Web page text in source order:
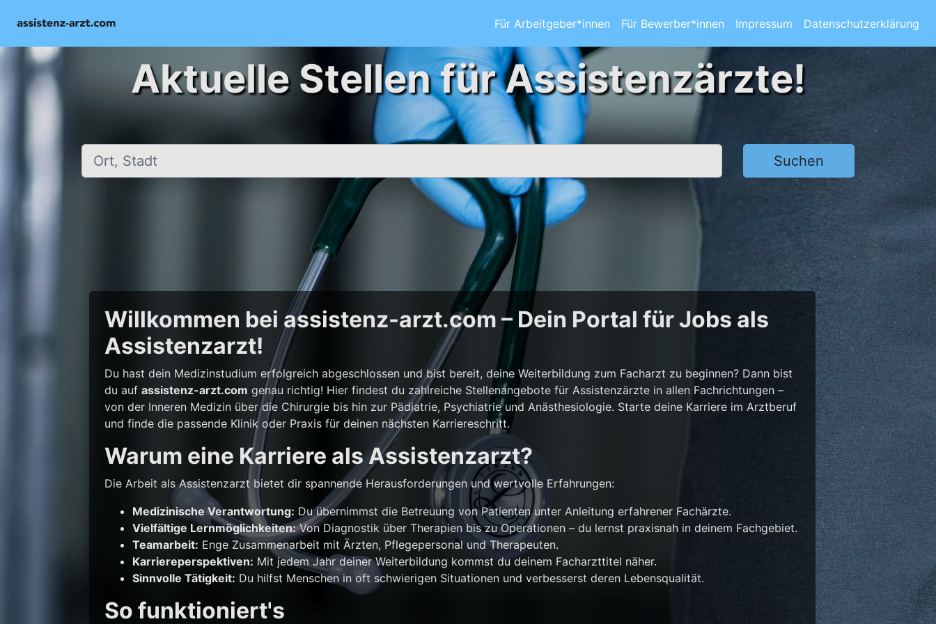
Für Arbeitgeber*innen Für Bewerber*innen Impressum Datenschutzerklärung
Aktuelle Stellen für Assistenzärzte!
Ort, Stadt Suchen
Willkommen bei assistenz-arzt.com – Dein Portal für Jobs als
Assistenzarzt!
Du hast dein Medizinstudium erfolgreich abgeschlossen und bist bereit, deine Weiterbildung zum Facharzt zu beginnen? Dann bist
du aufassistenz-arzt.com genau richtig! Hier findest du zahlreiche Stellenangebote für Assistenzärzte in allen Fachrichtungen –
von der Inneren Medizin über die Chirurgie bis hin zur Pädiatrie, Psychiatrie und Anästhesiologie. Starte deine Karriere im Arztberuf
und finde die passende Klinik oder Praxis für deinen nächsten Karriereschritt.
Warum eine Karriere als Assistenzarzt?
Die Arbeit als Assistenzarzt bietet dir spannende Herausforderungen und wertvolle Erfahrungen:
Medizinische Verantwortung: Du übernimmst die Betreuung von Patienten unter Anleitung erfahrener Fachärzte.
Vielfältige Lernmöglichkeiten:Von Diagnostik über Therapien bis zu Operationen – du lernst praxisnah in deinem Fachgebiet.
Teamarbeit: Enge Zusammenarbeit mit Ärzten, Pflegepersonal und Therapeuten.
Karriereperspektiven: Mit jedem Jahr deiner Weiterbildung kommst du deinem Facharzttitel näher.
Sinnvolle Tätigkeit: Du hilfst Menschen in oft schwierigen Situationen und verbesserst deren Lebensqualität.
So funktioniert's